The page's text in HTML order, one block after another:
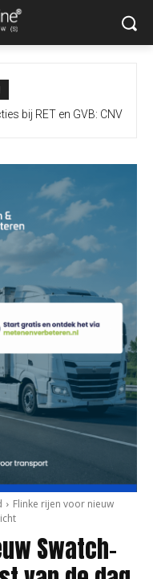
bij RET en GVB: CNV
Flinke rijen voor nieuw
Swatch-